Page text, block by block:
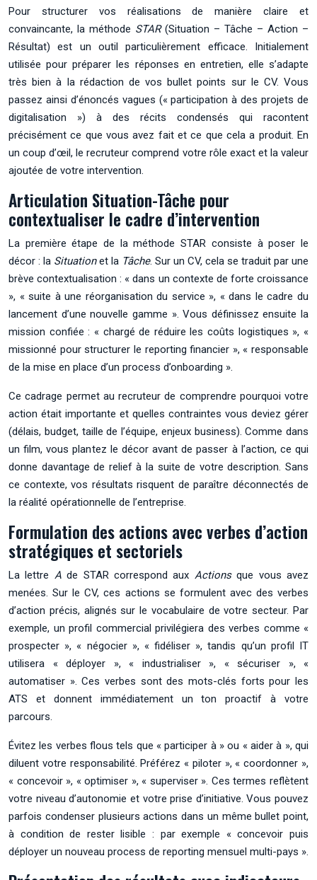
Pour structurer vos réalisations de manière claire et
convaincante, la méthode STAR(Situation – Tâche – Action –
Résultat) est un outil particulièrement efficace. Initialement
utilisée pour préparer les réponses en entretien, elle s’adapte
très bien à la rédaction de vos bullet points sur le CV. Vous
passez ainsi d’énoncés vagues (« participation à des projets de
digitalisation ») à des récits condensés qui racontent
précisément ce que vous avez fait et ce que cela a produit. En
un coup d’œil, le recruteur comprend votre rôle exact et la valeur
ajoutée de votre intervention.
Articulation Situation-Tâche pour
contextualiser le cadre d’intervention
La première étape de la méthode STAR consiste à poser le
décor : la Situationet la Tâche. Sur un CV, cela se traduit par une
brève contextualisation : « dans un contexte de forte croissance
», « suite à une réorganisation du service », « dans le cadre du
lancement d’une nouvelle gamme ». Vous définissez ensuite la
mission confiée : « chargé de réduire les coûts logistiques », «
missionné pour structurer le reporting financier », « responsable
de la mise en place d’un process d’onboarding ».
Ce cadrage permet au recruteur de comprendre pourquoi votre
action était importante et quelles contraintes vous deviez gérer
(délais, budget, taille de l’équipe, enjeux business). Comme dans
un film, vous plantez le décor avant de passer à l’action, ce qui
donne davantage de relief à la suite de votre description. Sans
ce contexte, vos résultats risquent de paraître déconnectés de
la réalité opérationnelle de l’entreprise.
Formulation des actions avec verbes d’action
stratégiques et sectoriels
La lettre Ade STAR correspond aux Actionsque vous avez
menées. Sur le CV, ces actions se formulent avec des verbes
d’action précis, alignés sur le vocabulaire de votre secteur. Par
exemple, un profil commercial privilégiera des verbes comme «
prospecter », « négocier », « fidéliser », tandis qu’un profil IT
utilisera « déployer », « industrialiser », « sécuriser », «
automatiser ». Ces verbes sont des mots-clés forts pour les
ATS et donnent immédiatement un ton proactif à votre
parcours.
Évitez les verbes flous tels que « participer à » ou « aider à », qui
diluent votre responsabilité. Préférez « piloter », « coordonner »,
« concevoir », « optimiser », « superviser ». Ces termes reflètent
votre niveau d’autonomie et votre prise d’initiative. Vous pouvez
parfois condenser plusieurs actions dans un même bullet point,
à condition de rester lisible : par exemple « concevoir puis
déployer un nouveau process de reporting mensuel multi-pays ».